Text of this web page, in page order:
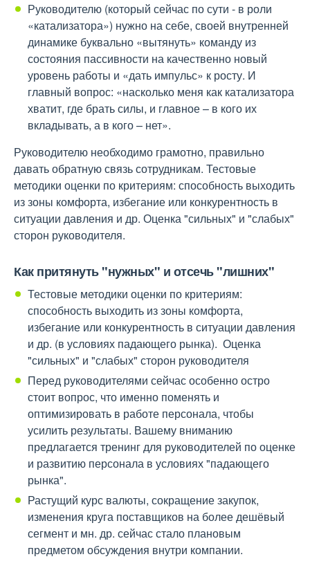
Руководителю (который сейчас по сути - в роли
«катализатора») нужно на себе, своей внутренней
динамике буквально «вытянуть» команду из
состояния пассивности на качественно новый
уровень работы и «дать импульс» к росту. И
главный вопрос: «насколько меня как катализатора
хватит, где брать силы, и главное – в кого их
вкладывать, а в кого – нет».
Руководителю необходимо грамотно, правильно
давать обратную связь сотрудникам. Тестовые
методики оценки по критериям: способность выходить
из зоны комфорта, избегание или конкурентность в
ситуации давления и др. Оценка "сильных" и "слабых"
сторон руководителя.
Как притянуть "нужных" и отсечь "лишних"
Тестовые методики оценки по критериям:
способность выходить из зоны комфорта,
избегание или конкурентность в ситуации давления
и др. (в условиях падающего рынка). Оценка
"сильных" и "слабых" сторон руководителя
Перед руководителями сейчас особенно остро
стоит вопрос, что именно поменять и
оптимизировать в работе персонала, чтобы
усилить результаты. Вашему вниманию
предлагается тренинг для руководителей по оценке
и развитию персонала в условиях "падающего
рынка".
Растущий курс валюты, сокращение закупок,
изменения круга поставщиков на более дешёвый
сегмент и мн. др. сейчас стало плановым
предметом обсуждения внутри компании.